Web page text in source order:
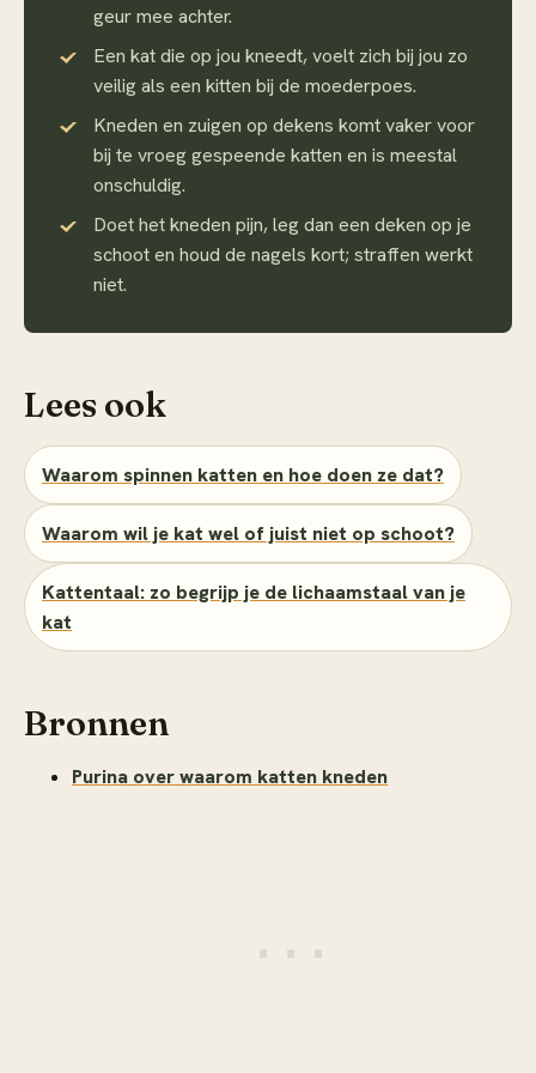
geur mee achter.
Een kat die op jou kneedt, voelt zich bij jou zo
veilig als een kitten bij de moederpoes.
Kneden en zuigen op dekens komt vaker voor
bij te vroeg gespeende katten en is meestal
onschuldig.
Doet het kneden pijn, leg dan een deken op je
schoot en houd de nagels kort; straffen werkt
niet.
Lees ook
Waarom spinnen katten en hoe doen ze dat?
Waarom wil je kat wel of juist niet op schoot?
Kattentaal: zo begrijp je de lichaamstaal van je
kat
Bronnen
Purina over waarom katten kneden